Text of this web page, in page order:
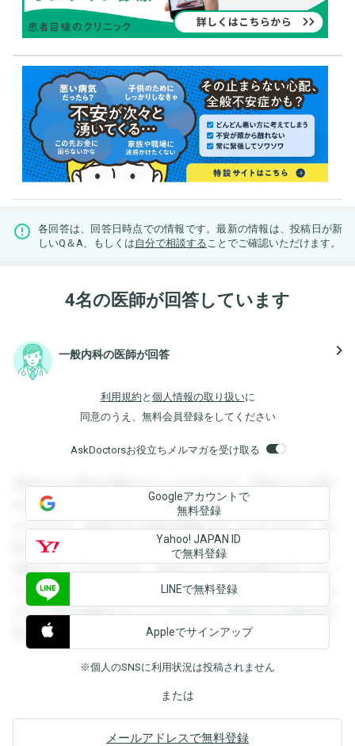
各回答は、回答日時点での情報です。最新の情報は、投稿日が新
しいQ＆A、もしくは自分で相談する ことでご確認いただけます。
4名の医師が回答しています
一般内科の医師が回答 navigate_next
利用規約 と 個人情報の取り扱いに
同意のうえ、無料会員登録をしてください
AskDoctorsお役立ちメルマガを受け取る
登録すると回答を閲覧することができます。登録すると回答
を閲覧することができます。登録すると回答を閲覧すること
ができます。登録すると回答を閲覧することができます。登
録すると回答を閲覧することができます。登録すると回答を
閲覧することができます。登録すると回答を閲覧することが
できます。登録すると回答を閲覧することができます。登録
すると回答を閲覧することができます。登録すると回答を閲
覧することができます。
Googleアカウントで
無料登録
Yahoo! JAPAN ID
で無料登録
LINEで無料登録
Appleでサインアップ
※個人のSNSに利用状況は投稿されません
または
メールアドレスで無料登録